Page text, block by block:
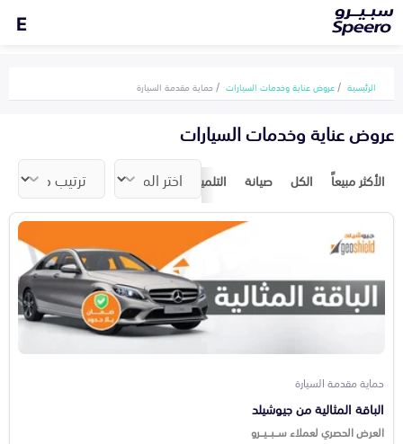
E
الرئيسية عروض عناية وخدمات السيارات حماية مقدمة السيارة
عروض عناية وخدمات السيارات
الأكثر مبيعاً الكل صيانة التلميع والعناية اصلاح الطلاء والصدمات
حماية مقدمة السيارة
الباقة المثالية من جيوشيلد
العرض الحصري لعملاء ســبــيــرو